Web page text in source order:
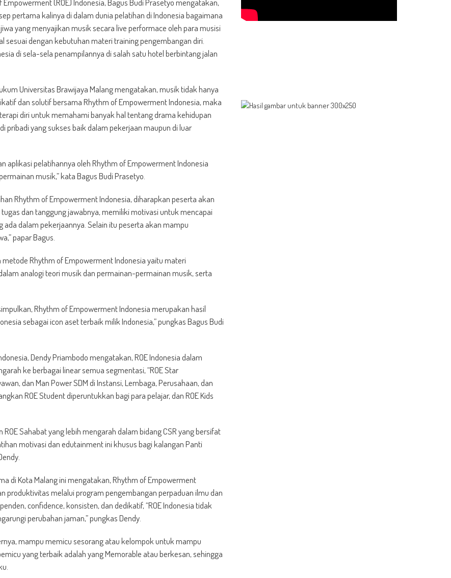
(ROE) Indonesia, Bagus Budi Prasetyo mengatakan,
pertama kalinya di dalam dunia pelatihan di Indonesia bagaimana
yang menyajikan musik secara live performace oleh para musisi
dengan kebutuhan materi training pengembangan diri.
di sela-sela penampilannya di salah satu hotel berbintang jalan
Universitas Brawijaya Malang mengatakan, musik tidak hanya
dan solutif bersama Rhythm of Empowerment Indonesia, maka
diri untuk memahami banyak hal tentang drama kehidupan
yang sukses baik dalam pekerjaan maupun di luar
aplikasi pelatihannya oleh Rhythm of Empowerment Indonesia
musik,” kata Bagus Budi Prasetyo.
Rhythm of Empowerment Indonesia, diharapkan peserta akan
dan tanggung jawabnya, memiliki motivasi untuk mencapai
dalam pekerjaannya. Selain itu peserta akan mampu
papar Bagus.
Rhythm of Empowerment Indonesia yaitu materi
analogi teori musik dan permainan-permainan musik, serta
Rhythm of Empowerment Indonesia merupakan hasil
sebagai icon aset terbaik milik Indonesia,” pungkas Bagus Budi
Dendy Priambodo mengatakan, ROE Indonesia dalam
ke berbagai linear semua segmentasi, “ROE Star
dan Man Power SDM di Instansi, Lembaga, Perusahaan, dan
ROE Student diperuntukkan bagi para pelajar, dan ROE Kids
Sahabat yang lebih mengarah dalam bidang CSR yang bersifat
motivasi dan edutainment ini khusus bagi kalangan Panti
di Kota Malang ini mengatakan, Rhythm of Empowerment
produktivitas melalui program pengembangan perpaduan ilmu dan
confidence, konsisten, dan dedikatif, “ROE Indonesia tidak
perubahan jaman,” pungkas Dendy.
mampu memicu sesorang atau kelompok untuk mampu
yang terbaik adalah yang Memorable atau berkesan, sehingga